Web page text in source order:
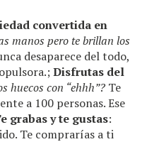
convertida en
manos pero te brillan los
desaparece del todo,
Disfrutas del
huecos con “ehhh”? Te
a 100 personas. Ese
grabas y te gustas:
Te comprarías a ti